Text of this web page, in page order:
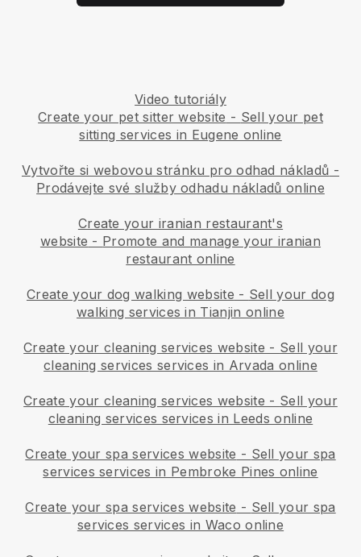
Video tutoriály
Create your pet sitter website - Sell your pet
sitting services in Eugene online
Vytvořte si webovou stránku pro odhad nákladů -
Prodávejte své služby odhadu nákladů online
Create your iranian restaurant's
website - Promote and manage your iranian
restaurant online
Create your dog walking website - Sell your dog
walking services in Tianjin online
Create your cleaning services website - Sell your
cleaning services services in Arvada online
Create your cleaning services website - Sell your
cleaning services services in Leeds online
Create your spa services website - Sell your spa
services services in Pembroke Pines online
Create your spa services website - Sell your spa
services services in Waco online